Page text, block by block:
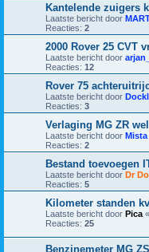
Kantelende zuigers
Laatste bericht door
Reacties: 2
2000 Rover 25 CVT
Laatste bericht door
Reacties: 12
Rover 75
Laatste bericht door
Reacties: 3
Verlaging MG ZR
Laatste bericht door Mista
Reacties: 2
Bestand toevoegen
Laatste bericht door Dr
Reacties: 5
Kilometer standen
Laatste bericht door Pica «
Reacties: 25
Benzinemeter MG